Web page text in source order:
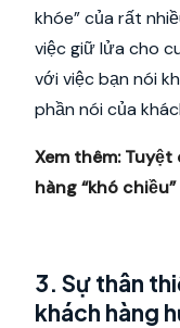
khóe” của rất
việc giữ lửa cho
với việc bạn nói
phần nói của
Xem thêm:Tuyệt
hàng “khó chiều”
3. Sự thân
khách hàng